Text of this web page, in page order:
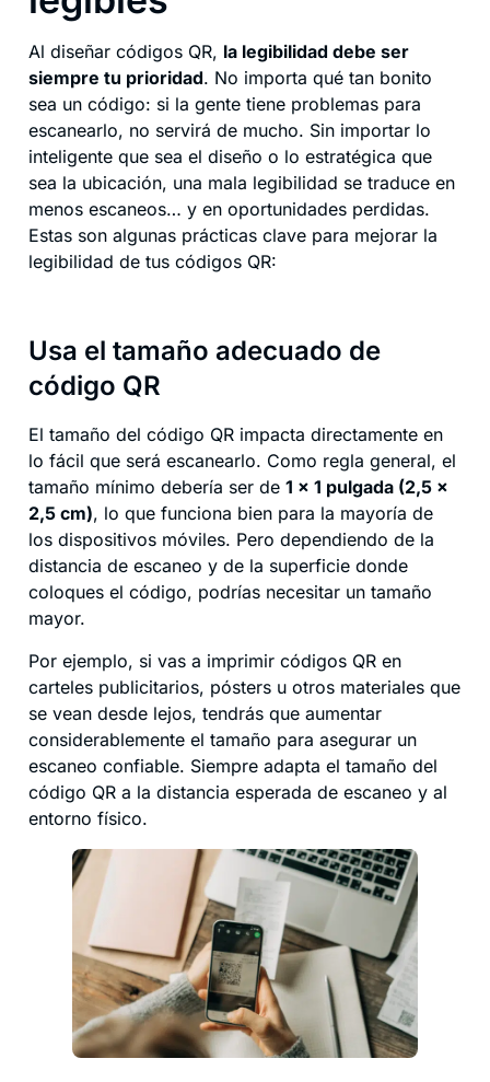
Al diseñar códigos QR, la legibilidad debe ser
siempre tu prioridad. No importa qué tan bonito
sea un código: si la gente tiene problemas para
escanearlo, no servirá de mucho. Sin importar lo
inteligente que sea el diseño o lo estratégica que
sea la ubicación, una mala legibilidad se traduce en
menos escaneos… y en oportunidades perdidas.
Estas son algunas prácticas clave para mejorar la
legibilidad de tus códigos QR:
Usa el tamaño adecuado de
código QR
El tamaño del código QR impacta directamente en
lo fácil que será escanearlo. Como regla general, el
tamaño mínimo debería ser de 1 x 1 pulgada (2,5 x
2,5 cm), lo que funciona bien para la mayoría de
los dispositivos móviles. Pero dependiendo de la
distancia de escaneo y de la superficie donde
coloques el código, podrías necesitar un tamaño
mayor.
Por ejemplo, si vas a imprimir códigos QR en
carteles publicitarios, pósters u otros materiales que
se vean desde lejos, tendrás que aumentar
considerablemente el tamaño para asegurar un
escaneo confiable. Siempre adapta el tamaño del
código QR a la distancia esperada de escaneo y al
entorno físico.